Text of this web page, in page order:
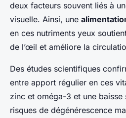
deux facteurs souvent liés à
visuelle. Ainsi, une
en ces nutriments yeux
de l’œil et améliore la
Des études scientifiques
entre apport régulier en ces
zinc et oméga-3 et une
risques de dégénérescence